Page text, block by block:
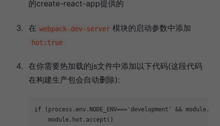
的create-react-app提供的
在 webpack-dev-server 模块的启动参数中添加
hot:true
在你需要热加载的js文件中添加以下代码(这段代码
在构建生产包会自动删除):
if (process.env.NODE_ENV=== 'development' && module
module .hot.accept()